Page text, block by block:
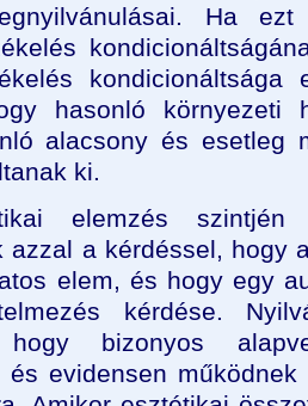
Ha
kondicionáltsága
hasonló környezeti
alacsony és esetleg
ki.
elemzés
azzal a kérdéssel, hogy
elem, és hogy egy
kérdése.
hogy bizonyos
és evidensen